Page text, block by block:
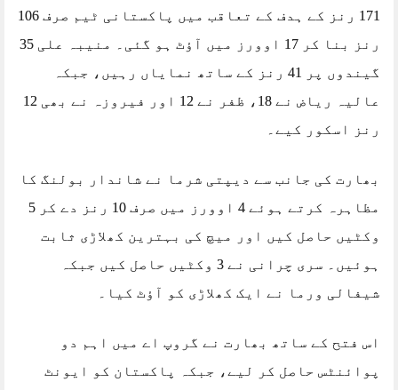
171 رنز کے ہدف کے تعاقب میں پاکستانی ٹیم صرف 106
رنز بنا کر 17 اوورز میں آؤٹ ہو گئی۔ منیبہ علی 35
گیندوں پر 41 رنز کے ساتھ نمایاں رہیں، جبکہ
عالیہ ریاض نے 18، ظفر نے 12 اور فیروزہ نے بھی 12
رنز اسکور کیے۔
بھارت کی جانب سے دیپتی شرما نے شاندار بولنگ کا
مظاہرہ کرتے ہوئے 4 اوورز میں صرف 10 رنز دے کر 5
وکٹیں حاصل کیں اور میچ کی بہترین کھلاڑی ثابت
ہوئیں۔ سری چرانی نے 3 وکٹیں حاصل کیں جبکہ
شیفالی ورما نے ایک کھلاڑی کو آؤٹ کیا۔
اس فتح کے ساتھ بھارت نے گروپ اے میں اہم دو
پوائنٹس حاصل کر لیے، جبکہ پاکستان کو ایونٹ